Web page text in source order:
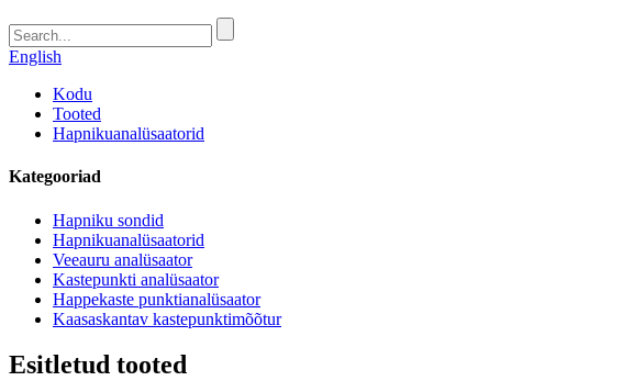
English
Kodu
Tooted
Hapnikuanalüsaatorid
Kategooriad
Hapniku sondid
Hapnikuanalüsaatorid
Veeauru analüsaator
Kastepunkti analüsaator
Happekaste punktianalüsaator
Kaasaskantav kastepunktimõõtur
Esitletud tooted